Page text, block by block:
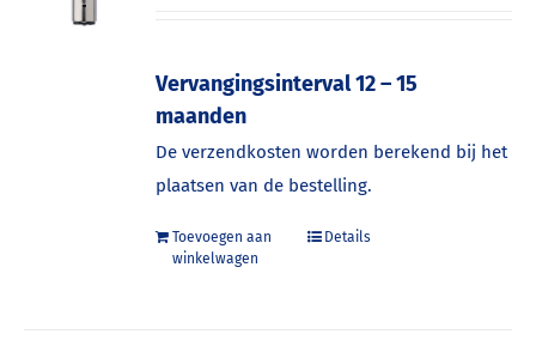
Vervangingsinterval 12 – 15
maanden
De verzendkosten worden berekend bij het
plaatsen van de bestelling.
Toevoegen aan
winkelwagen
Details